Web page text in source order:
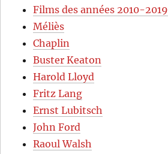
Films des années 2010-2019
Méliès
Chaplin
Buster Keaton
Harold Lloyd
Fritz Lang
Ernst Lubitsch
John Ford
Raoul Walsh